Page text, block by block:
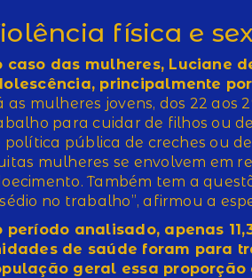
física e
caso das mulheres, Luciane
principalmente
as mulheres jovens, dos 22
para cuidar de filhos ou
política pública de creches ou
mulheres se envolvem em
Também tem a
no trabalho”, afirmou a
período analisado, apenas
de saúde foram para
geral essa proporção